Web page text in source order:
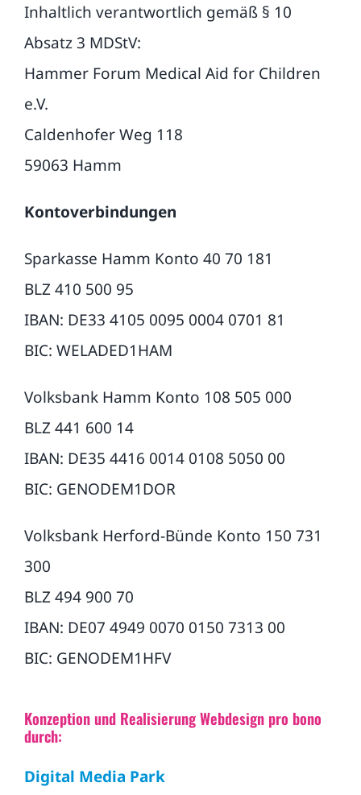
Inhaltlich verantwortlich gemäß § 10
Absatz 3 MDStV:
Hammer Forum Medical Aid for Children
e.V.
Caldenhofer Weg 118
59063 Hamm
Kontoverbindungen
Sparkasse Hamm Konto 40 70 181
BLZ 410 500 95
IBAN: DE33 4105 0095 0004 0701 81
BIC: WELADED1HAM
Volksbank Hamm Konto 108 505 000
BLZ 441 600 14
IBAN: DE35 4416 0014 0108 5050 00
BIC: GENODEM1DOR
Volksbank Herford-Bünde Konto 150 731
300
BLZ 494 900 70
IBAN: DE07 4949 0070 0150 7313 00
BIC: GENODEM1HFV
Konzeption und Realisierung Webdesign pro bono
durch:
Digital Media Park